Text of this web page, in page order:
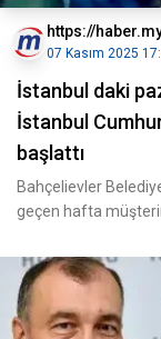
https://
07 Kasım 2025
İstanbul daki
İstanbul
başlattı
Bahçelievler
geçen hafta